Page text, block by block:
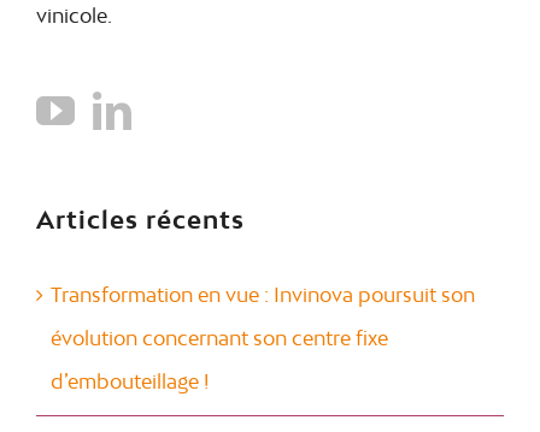
vinicole.
Articles récents
Transformation en vue : Invinova poursuit son
évolution concernant son centre fixe
d’embouteillage !